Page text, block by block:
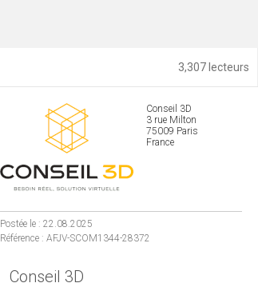
3,307 lecteurs
Conseil 3D
3 rue Milton
75009 Paris
France
Postée le : 22.08.2025
Référence : AFJV-SCOM1344-28372
Conseil 3D